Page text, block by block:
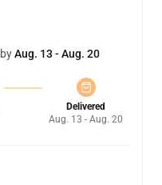
Aug. 13 - Aug. 20
Delivered
Aug. 13 - Aug. 20